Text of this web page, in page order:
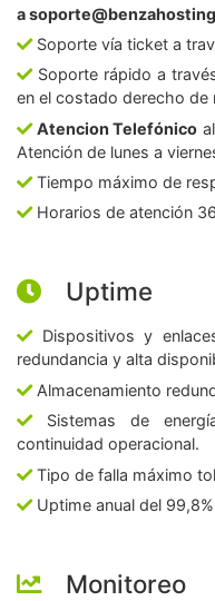
a
Soporte vía ticket a
Soporte rápido a
en el costado derecho de
Atencion Telefónico
Atención de lunes a
Tiempo máximo de
Horarios de atención
Uptime
Dispositivos y
redundancia y alta
Almacenamiento
Sistemas de
continuidad operacional.
Tipo de falla máximo
Uptime anual del
Monitoreo